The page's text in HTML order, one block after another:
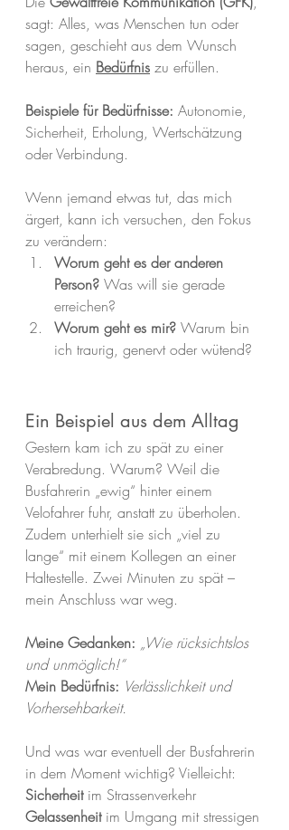
sagt: Alles, was Menschen tun oder
sagen, geschieht aus dem Wunsch
heraus, ein Bedürfnis zu erfüllen.
Beispiele für Bedürfnisse: Autonomie,
Sicherheit, Erholung, Wertschätzung
oder Verbindung.
Wenn jemand etwas tut, das mich
ärgert, kann ich versuchen, den Fokus
zu verändern:
Worum geht es der anderen
Person? Was will sie gerade
erreichen?
Worum geht es mir? Warum bin
ich traurig, genervt oder wütend?
Ein Beispiel aus dem Alltag
Gestern kam ich zu spät zu einer
Verabredung. Warum? Weil die
Busfahrerin „ewig“ hinter einem
Velofahrer fuhr, anstatt zu überholen.
Zudem unterhielt sie sich „viel zu
lange“ mit einem Kollegen an einer
Haltestelle. Zwei Minuten zu spät –
mein Anschluss war weg.
Meine Gedanken: „Wie rücksichtslos
und unmöglich!“
Mein Bedürfnis: Verlässlichkeit und
Vorhersehbarkeit.
Und was war eventuell der Busfahrerin
in dem Moment wichtig? Vielleicht:
Sicherheit im Strassenverkehr
Gelassenheit im Umgang mit stressigen